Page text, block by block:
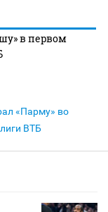
в первом
«Парму» во
ВТБ